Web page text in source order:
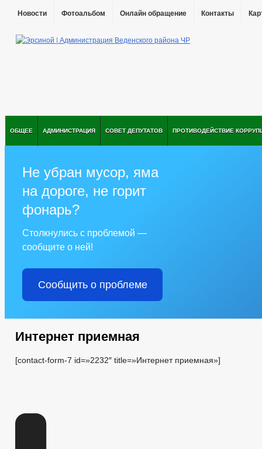
Новости Фотоальбом Онлайн обращение Контакты
ОБЩЕЕ АДМИНИСТРАЦИЯ СОВЕТ ДЕПУТАТОВ ПРОТИВОДЕЙСТВИЕ
Не убран мусор, яма
на дороге, не горит
фонарь?
Столкнулись с проблемой —
сообщите о ней!
Сообщить о проблеме
Интернет приемная
[contact-form-7 id=»2232″ title=»Интернет приемная»]